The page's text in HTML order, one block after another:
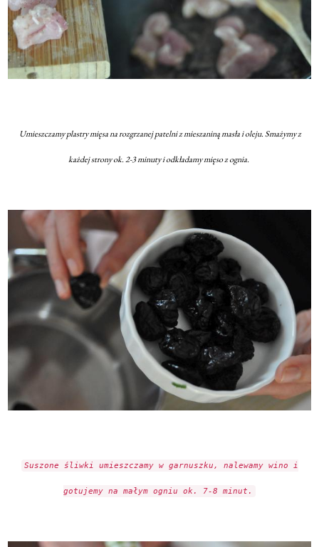
Umieszczamy plastry mięsa na rozgrzanej patelni z mieszaniną masła i oleju. Smażymy z
każdej strony ok. 2-3 minuty i odkładamy mięso z ognia.
Suszone śliwki umieszczamy w garnuszku, nalewamy wino i
gotujemy na małym ogniu ok. 7-8 minut.